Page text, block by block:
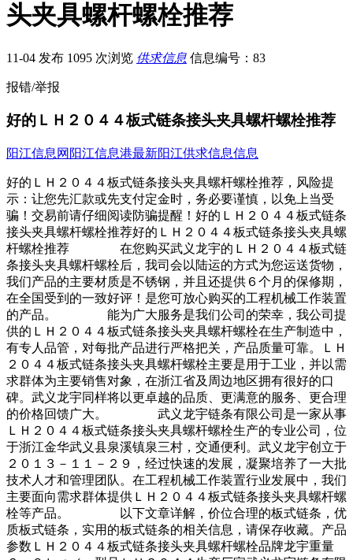
头夹具螺杆螺栓推荐
11-04 发布 1095 次浏览 供求信息 信息编号：83
报错/举报
好的ＬＨ２０４４板式链条接头夹具螺杆螺栓推荐
阳江信息网 阳江信息港最新阳江供求信息信息
好的ＬＨ２０４４板式链条接头夹具螺杆螺栓推荐，风险提
示：让您先汇款或先支付定金时，务必要谨慎，以免上当受
骗！交易前请仔细阅读防骗提醒！好的ＬＨ２０４４板式链条
接头夹具螺杆螺栓推荐好的ＬＨ２０４４板式链条接头夹具螺
杆螺栓推荐 在您购买武义龙宇的ＬＨ２０４４板式链
条接头夹具螺杆螺栓后，我司会以陆运的方式为您运送货物，
我们产品的主要材质是不锈钢，并且还提供６个月的保修期，
在全国受到的一致好评！是您可放心购买的工程机械工作装置
的产品。 能为广大服务是我们公司的荣幸，我公司提
供的ＬＨ２０４４板式链条接头夹具螺杆螺栓在生产制造中，
有专人品管，对每批产品进行严格把关，产品质量可靠。ＬＨ
２０４４板式链条接头夹具螺杆螺栓主要是用于工业，并以需
求群体为主要销售对象，在浙江省及周边地区拥有很好的口
碑。武义龙宇同样将以更卓越的品质、更满意的服务、更合理
的价格回馈广大。 武义龙宇链条有限公司是一家从事
ＬＨ２０４４板式链条接头夹具螺杆螺栓生产的专业公司，位
于浙江金华武义县泉溪镇泉三村，交通便利。武义龙宇创立于
２０１３－１１－２９，经过快速的发展，凝聚培养了一大批
技术人才和管理团队。在工程机械工作装置行业发展中，我们
主要面向需求群体提供ＬＨ２０４４板式链条接头夹具螺杆螺
栓等产品。 以下文章详解，价位合理的板式链条，优
质板式链条，实用的板式链条的相关信息，请保存收藏。产品
参数ＬＨ２０４４板式链条接头夹具螺杆螺栓品牌龙宇重量